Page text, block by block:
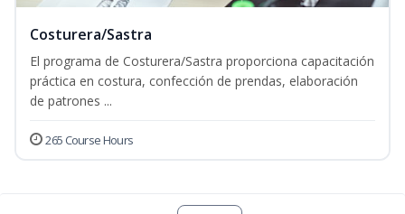
Costurera/Sastra
El programa de Costurera/Sastra proporciona capacitación
práctica en costura, confección de prendas, elaboración
de patrones ...
265 Course Hours